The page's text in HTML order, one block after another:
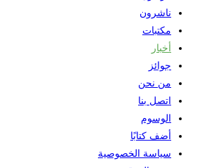
ناشرون
مكتبات
أخبار
جوائز
من نحن
اتصل بنا
الوسوم
أضف كتابًا
سياسة الخصوصية